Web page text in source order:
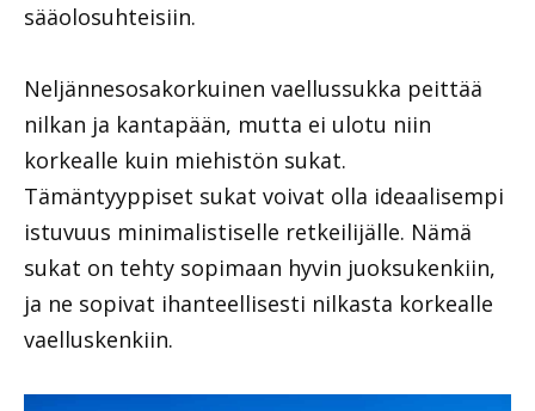
sääolosuhteisiin.
Neljännesosakorkuinen vaellussukka peittää
nilkan ja kantapään, mutta ei ulotu niin
korkealle kuin miehistön sukat.
Tämäntyyppiset sukat voivat olla ideaalisempi
istuvuus minimalistiselle retkeilijälle. Nämä
sukat on tehty sopimaan hyvin juoksukenkiin,
ja ne sopivat ihanteellisesti nilkasta korkealle
vaelluskenkiin.